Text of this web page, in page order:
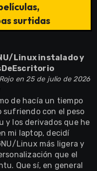
surtidas
Linux instalado y
en 25 de julio de 2026
de hacía un tiempo
sufriendo con el peso
y los derivados que he
mi laptop, decidí
Linux más ligera y
que el
Que sí, en general